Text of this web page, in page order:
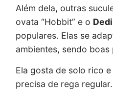
Além dela, outras
ovata “Hobbit” e o
populares. Elas se
ambientes, sendo boas
Ela gosta de solo rico
precisa de rega regular.